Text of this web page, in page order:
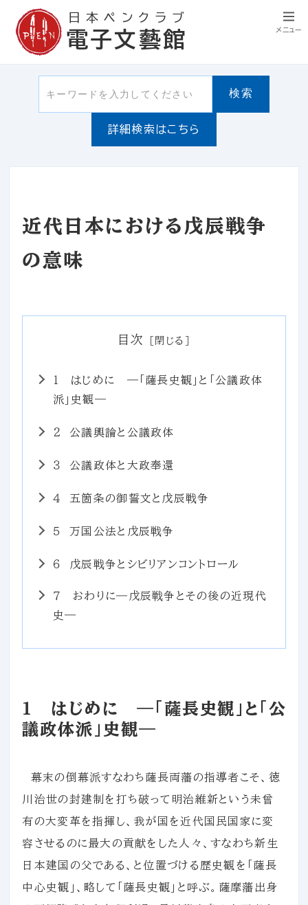
日本ペンクラブ
電子文藝館
検索
詳細検索はこちら
近代日本における戊辰戦争
の意味
目次
１ はじめに ―「薩長史観」と「公議政体
派」史観―
２ 公議輿論と公議政体
３ 公議政体と大政奉還
４ 五箇条の御誓文と戊辰戦争
５ 万国公法と戊辰戦争
６ 戊辰戦争とシビリアンコントロール
７ おわりに―戊辰戦争とその後の近現代
史―
１ はじめに ―「薩長史観」と「公
議政体派」史観―
幕末の倒幕派すなわち薩長両藩の指導者こそ、徳
川治世の封建制を打ち破って明治維新という未曾
有の大変革を指揮し、我が国を近代国民国家に変
容させるのに最大の貢献をした人々、すなわち新生
日本建国の父である、と位置づける歴史観を「薩長
中心史観」、略して「薩長史観」と呼ぶ。薩摩藩出身
メニュー